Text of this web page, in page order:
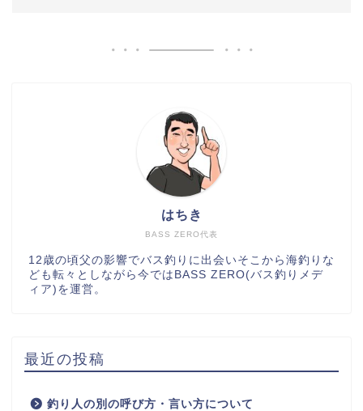
BASS ZERO代表
はちき
12歳の頃父の影響でバス釣りに出会いそこから海釣りな
ども転々としながら今ではBASS ZERO(バス釣りメデ
ィア)を運営。
最近の投稿
釣り人の別の呼び方・言い方について